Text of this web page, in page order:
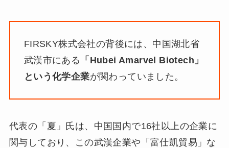
FIRSKY株式会社の背後には、中国湖北省
武漢市にある 「Hubei Amarvel Biotech」
という化学企業が関わっていました。
代表の「夏」氏は、中国国内で16社以上の企業に
関与しており、この武漢企業や「富仕凱貿易」な